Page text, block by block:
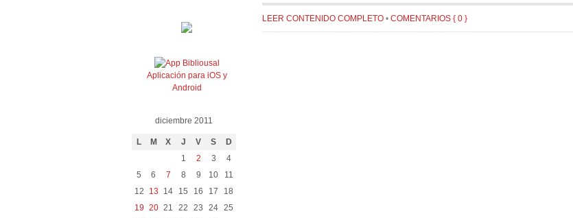
LEER CONTENIDO COMPLETO • COMENTARIOS { 0 }
Aplicación para iOS y
Android
diciembre 2011
L M X J V S D
1 2 3
4
5
6 7 8 9 10
11
12
13 14 15 16 17
18
19 20 21 22 23 24 25